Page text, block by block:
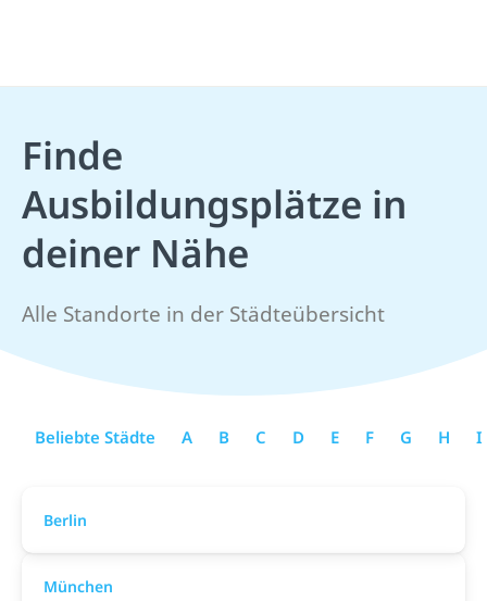
Finde
Ausbildungsplätze in
deiner Nähe
Alle Standorte in der Städteübersicht
Beliebte Städte A B C D E F G H I
Berlin
München